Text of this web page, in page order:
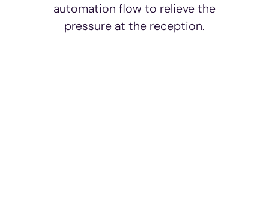
automation flow to relieve the
pressure at the reception.